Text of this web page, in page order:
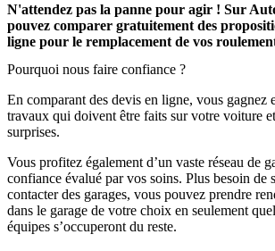
N'attendez pas la panne pour agir ! Sur
pouvez comparer gratuitement des
ligne pour le remplacement de vos
Pourquoi nous faire confiance ?
En comparant des devis en ligne, vous gagnez
travaux qui doivent être faits sur votre voiture
surprises.
Vous profitez également d’un vaste réseau de
confiance évalué par vos soins. Plus besoin de
contacter des garages, vous pouvez prendre
dans le garage de votre choix en seulement
équipes s’occuperont du reste.